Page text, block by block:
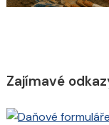
Zajímavé